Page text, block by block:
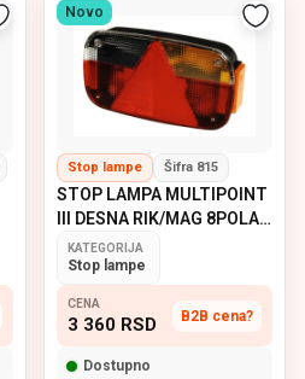
Novo
Stop lampe Šifra 815
STOP LAMPA MULTIPOINT
III DESNA RIK/MAG 8POLA
ASPOCK
KATEGORIJA
Stop lampe
CENA
3 360 RSD B2B cena?
Dostupno